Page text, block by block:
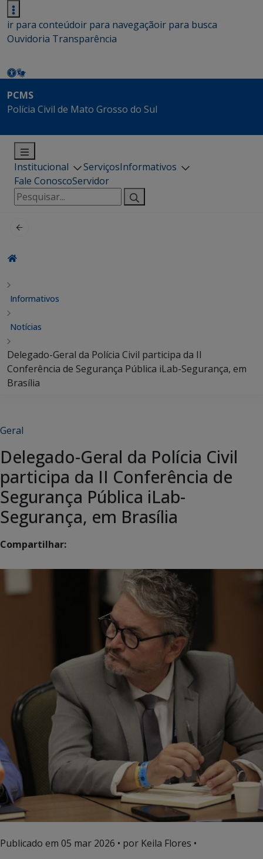
ir para conteúdoir para navegaçãoir para busca
Ouvidoria Transparência
PCMS
Polícia Civil de Mato Grosso do Sul
Institucional ServiçosInformativos
Fale ConoscoServidor
Pesquisar
por:
Informativos
Notícias
Delegado-Geral da Polícia Civil participa da II
Conferência de Segurança Pública iLab-Segurança, em
Brasília
Geral
Delegado-Geral da Polícia Civil
participa da II Conferência de
Segurança Pública iLab-
Segurança, em Brasília
Compartilhar:
Publicado em 05 mar 2026 • por Keila Flores •